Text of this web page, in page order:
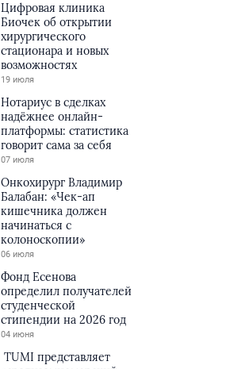
Цифровая клиника
Биочек об открытии
хирургического
стационара и новых
возможностях
19 июля
Нотариус в сделках
надёжнее онлайн-
платформы: статистика
говорит сама за себя
07 июля
Онкохирург Владимир
Балабан: «Чек-ап
кишечника должен
начинаться с
колоноскопии»
06 июля
Фонд Есенова
определил получателей
студенческой
стипендии на 2026 год
04 июня
TUMI представляет